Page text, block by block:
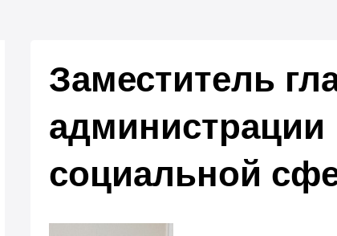
Заместитель
администрации
социальной